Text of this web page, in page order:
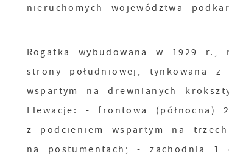
nieruchomych województwa
Rogatka wybudowana w 1929
strony południowej, tynkowana z
wspartym na drewnianych
Elewacje: - frontowa (północna)
z podcieniem wspartym na
na postumentach; - zachodnia 1